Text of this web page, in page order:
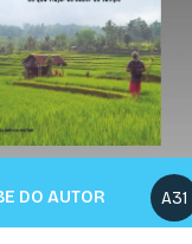
A31
DO AUTOR